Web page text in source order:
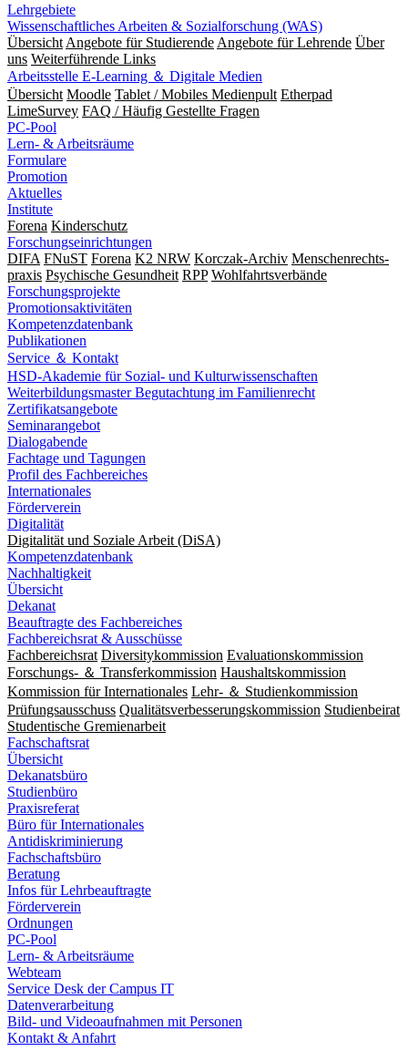
Lehrgebiete
Wissenschaftliches Arbeiten & Sozialforschung (WAS)
Übersicht Angebote für Studierende Angebote für Lehrende Über
uns Weiterführende Links
Arbeitsstelle E-Learning ＆ Digitale Medien
Übersicht Moodle Tablet / Mobiles Medienpult Etherpad
LimeSurvey FAQ / Häufig Gestellte Fragen
PC-Pool
Lern- & Arbeitsräume
Formulare
Promotion
Aktuelles
Institute
Forena Kinderschutz
Forschungseinrichtungen
DIFA FNuST Forena K2 NRW Korczak-Archiv Men­schen­rechts­
praxis Psy­chische Gesund­heit RPP Wohlfahrts­verbände
Forschungsprojekte
Promotionsaktivitäten
Kompetenzdatenbank
Publikationen
Service ＆ Kontakt
HSD-Akademie für Sozial- und Kulturwissenschaften
Weiterbildungsmaster Begutachtung im Familienrecht
Zertifikatsangebote
Seminarangebot
Dialogabende
Fachtage und Tagungen
Profil des Fachbereiches
Internationales
Förderverein
Digitalität
Digitalität und Soziale Arbeit (DiSA)
Kompetenzdatenbank
Nachhaltigkeit
Übersicht
Dekanat
Beauftragte des Fachbereiches
Fachbereichsrat & Ausschüsse
Fachbereichsrat Diversitykommission Evaluationskommission
Forschungs- ＆ Transferkommission Haushaltskommission
Kommission für Internationales Lehr- ＆ Studienkommission
Prüfungsausschuss Qualitätsverbesserungskommission Studienbeirat
Studentische Gremienarbeit
Fachschaftsrat
Übersicht
Dekanatsbüro
Studienbüro
Praxisreferat
Büro für Internationales
Antidiskriminierung
Fachschaftsbüro
Beratung
Infos für Lehrbeauftragte
Förderverein
Ordnungen
PC-Pool
Lern- & Arbeitsräume
Webteam
Service Desk der Campus IT
Datenverarbeitung
Bild- und Videoaufnahmen mit Personen
Kontakt & Anfahrt